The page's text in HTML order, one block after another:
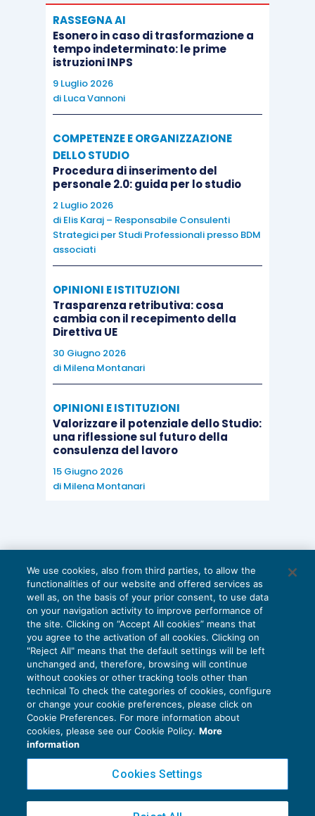
RASSEGNA AI
Esonero in caso di trasformazione a
tempo indeterminato: le prime
istruzioni INPS
9 Luglio 2026
di Luca Vannoni
COMPETENZE E ORGANIZZAZIONE
DELLO STUDIO
Procedura di inserimento del
personale 2.0: guida per lo studio
2 Luglio 2026
di Elis Karaj – Responsabile Consulenti
Strategici per Studi Professionali presso BDM
associati
OPINIONI E ISTITUZIONI
Trasparenza retributiva: cosa
cambia con il recepimento della
Direttiva UE
30 Giugno 2026
di Milena Montanari
OPINIONI E ISTITUZIONI
Valorizzare il potenziale dello Studio:
una riflessione sul futuro della
consulenza del lavoro
15 Giugno 2026
di Milena Montanari
Privacy Policy
Cookie Policy
Copyright 2016 ©Gruppo Euroconference S.p.A.v2.32.3
We use cookies, also from third parties, to allow the
functionalities of our website and offered services as
well as, on the basis of your prior consent, to use data
on your navigation activity to improve performance of
the site. Clicking on “Accept All cookies” means that
you agree to the activation of all cookies. Clicking on
"Reject All" means that the default settings will be left
unchanged and, therefore, browsing will continue
without cookies or other tracking tools other than
technical To check the categories of cookies, configure
or change your cookie preferences, please click on
Cookie Preferences. For more information about
cookies, please see our Cookie Policy. More
information
Cookies Settings